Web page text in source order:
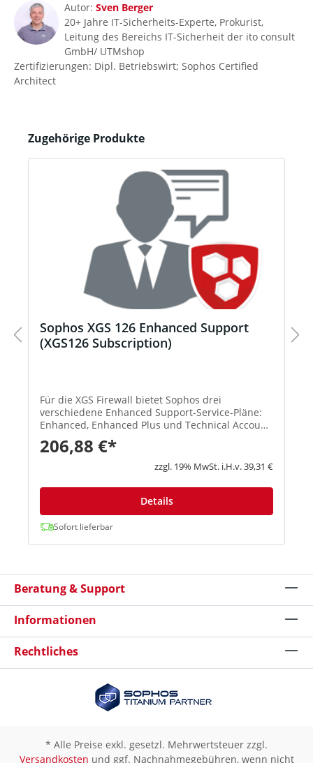
Autor: Sven Berger
20+ Jahre IT-Sicherheits-Experte, Prokurist,
Leitung des Bereichs IT-Sicherheit der ito consult
GmbH/ UTMshop
Zertifizierungen: Dipl. Betriebswirt; Sophos Certified
Architect
Produktgalerie überspringen
Zugehörige Produkte
Sophos XGS 126 Enhanced Support
(XGS126 Subscription)
Für die XGS Firewall bietet Sophos drei
verschiedene Enhanced Support-Service-Pläne:
Enhanced, Enhanced Plus und Technical Account
Manager. Der Support steht 52 Wochen im Jahr
an 7 Tagen die Woche rund um die Uhr zur
Verfügung, einschließlich gesetzlicher und
öffentlicher Feiertage sowie Bankfeiertage. Das
Support-Team leistet rund um die Uhr
Unterstützung in englischer Sprache. Darüber
hinaus ist während der lokalen Geschäftszeiten
auch Support auf Französisch, Italienisch,
können Sie sich direkt - auch telefonisch 24/7 an
die Mitarbeiter im Support von Sophos wenden.
einen Fehlersupport und nicht um einen
Konfigurationssupport handelt.
Konfigurationssupport (Remote Consulting) ist
ausschließlich für Kunden mit Sophos Enhanced
Support gekauft haben oder
Konfigurationssupport benötigen, können Ihnen
Techniker zwischen 09:00 - 17:00 Uhr kompetent
und kostengünstig behilflich sein. Bitte beachten
206,88 €*
zzgl. 19% MwSt. i.H.v. 39,31 €
Details
Sofort lieferbar
Beratung & Support
Informationen
Rechtliches
* Alle Preise exkl. gesetzl. Mehrwertsteuer zzgl.
Versandkosten und ggf. Nachnahmegebühren, wenn nicht